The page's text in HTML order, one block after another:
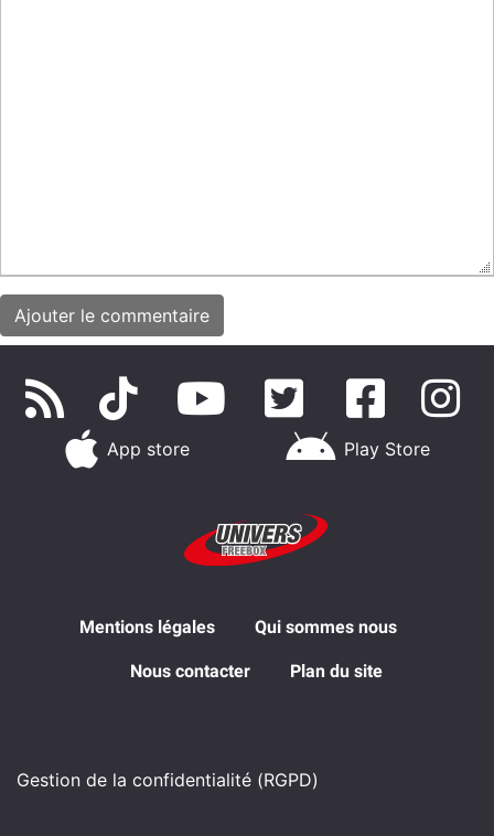
App store Play Store
Mentions légales Qui sommes nous
Nous contacter Plan du site
Gestion de la confidentialité (RGPD)